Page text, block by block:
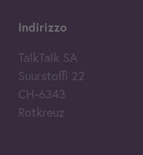
Indirizzo
TalkTalk SA
Suurstoffi 22
CH-6343
Rotkreuz